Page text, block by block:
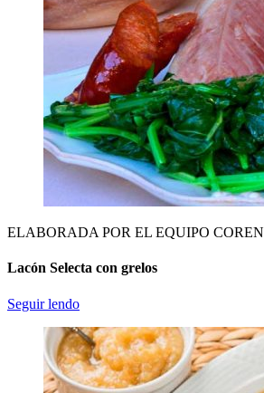
ELABORADA POR EL EQUIPO COREN
Lacón Selecta con grelos
Seguir lendo